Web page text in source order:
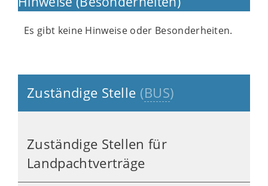
Es gibt keine Hinweise oder Besonderheiten.
Zuständige Stelle (BUS)
Zuständige Stellen für
Landpachtverträge